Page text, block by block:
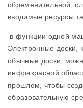
обременительной,
вводимые ресурсы
в функции одной
Электронные доски,
обычные доски,
инфракрасной
прошлом, чтобы
образовательную